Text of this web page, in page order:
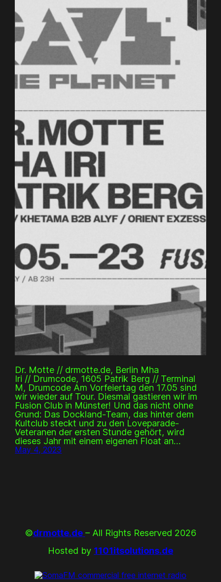
Dr. Motte // drmotte.de, Berlin Mha
Iri // Drumcode, 1605 Patrik Berg // Terminal
M, Drumcode Am Vorfeiertag den 17.05 sind
wir wieder auf Tour. Diesmal gastieren wir im
Fusion Club in Münster! Und das nicht ohne
Grund: Das Dockland-Team, das hinter dem
Kultclub steckt und zu den Loveparade-
Veteranen der ersten Stunde gehört, wird
dieses Jahr mit einem eigenen Float an…
May 4, 2023
©drmotte.de – All Rights Reserved 2026
Hosted by 1101itsolutions.de